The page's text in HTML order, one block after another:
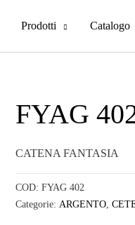
Prodotti Catalogo
FYAG
CATENA FANTASIA
COD: FYAG 402
Categorie: ARGENTO,